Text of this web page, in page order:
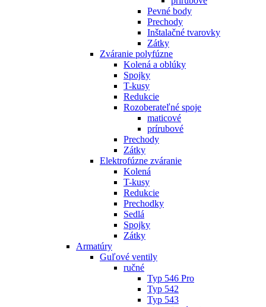
Pevné body
Prechody
Inštalačné tvarovky
Zátky
Zváranie polyfúzne
Kolená a oblúky
Spojky
T-kusy
Redukcie
Rozoberateľné spoje
maticové
prírubové
Prechody
Zátky
Elektrofúzne zváranie
Kolená
T-kusy
Redukcie
Prechodky
Sedlá
Spojky
Zátky
Armatúry
Guľové ventily
ručné
Typ 546 Pro
Typ 542
Typ 543